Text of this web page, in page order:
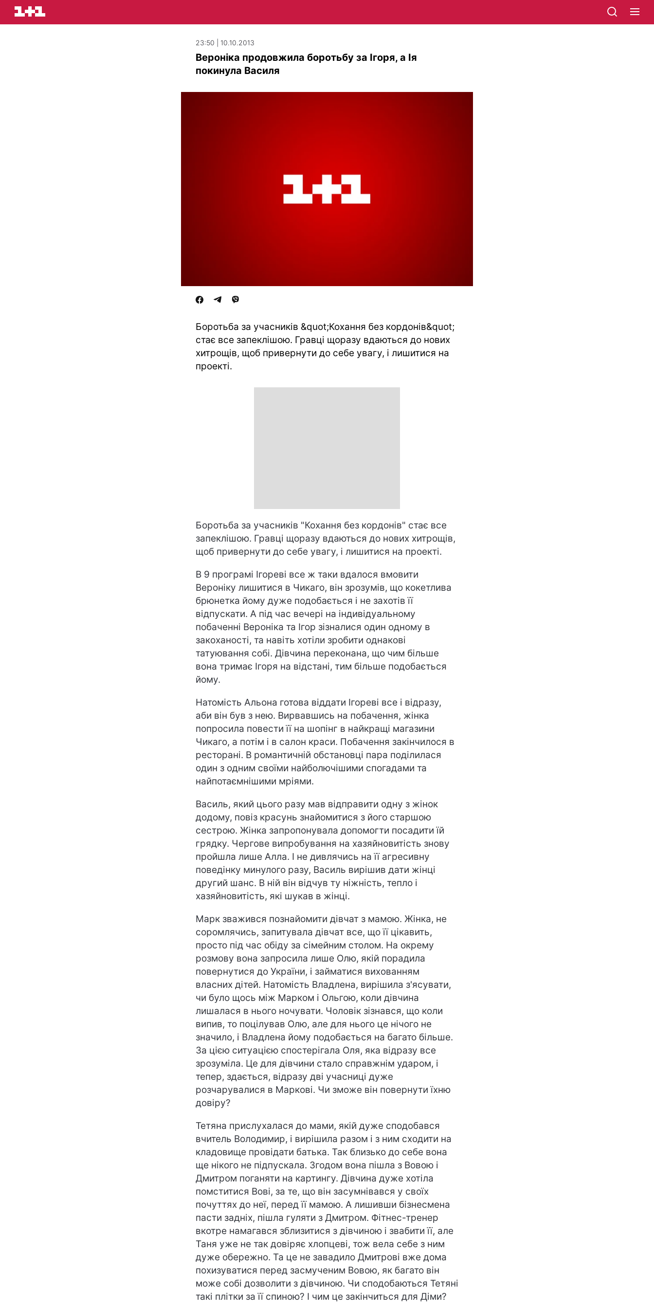
23:50 | 10.10.2013
Вероніка продовжила боротьбу за Ігоря, а Ія
покинула Василя
Боротьба за учасників &quot;Кохання без кордонів&quot;
стає все запеклішою. Гравці щоразу вдаються до нових
хитрощів, щоб привернути до себе увагу, і лишитися на
проекті.
Боротьба за учасників "Кохання без кордонів" стає все
запеклішою. Гравці щоразу вдаються до нових хитрощів,
щоб привернути до себе увагу, і лишитися на проекті.
В 9 програмі Ігореві все ж таки вдалося вмовити
Вероніку лишитися в Чикаго, він зрозумів, що кокетлива
брюнетка йому дуже подобається і не захотів її
відпускати. А під час вечері на індивідуальному
побаченні Вероніка та Ігор зізналися один одному в
закоханості, та навіть хотіли зробити однакові
татуювання собі. Дівчина переконана, що чим більше
вона тримає Ігоря на відстані, тим більше подобається
йому.
Натомість Альона готова віддати Ігореві все і відразу,
аби він був з нею. Вирвавшись на побачення, жінка
попросила повести її на шопінг в найкращі магазини
Чикаго, а потім і в салон краси. Побачення закінчилося в
ресторані. В романтичній обстановці пара поділилася
один з одним своїми найболючішими спогадами та
найпотаємнішими мріями.
Василь, який цього разу мав відправити одну з жінок
додому, повіз красунь знайомитися з його старшою
сестрою. Жінка запропонувала допомогти посадити їй
грядку. Чергове випробування на хазяйновитість знову
пройшла лише Алла. І не дивлячись на її агресивну
поведінку минулого разу, Василь вирішив дати жінці
другий шанс. В ній він відчув ту ніжність, тепло і
хазяйновитість, які шукав в жінці.
Марк зважився познайомити дівчат з мамою. Жінка, не
соромлячись, запитувала дівчат все, що її цікавить,
просто під час обіду за сімейним столом. На окрему
розмову вона запросила лише Олю, якій порадила
повернутися до України, і займатися вихованням
власних дітей. Натомість Владлена, вирішила з'ясувати,
чи було щось між Марком і Ольгою, коли дівчина
лишалася в нього ночувати. Чоловік зізнався, що коли
випив, то поцілував Олю, але для нього це нічого не
значило, і Владлена йому подобається на багато більше.
За цією ситуацією спостерігала Оля, яка відразу все
зрозуміла. Це для дівчини стало справжнім ударом, і
тепер, здається, відразу дві учасниці дуже
розчарувалися в Маркові. Чи зможе він повернути їхню
довіру?
Тетяна прислухалася до мами, якій дуже сподобався
вчитель Володимир, і вирішила разом і з ним сходити на
кладовище провідати батька. Так близько до себе вона
ще нікого не підпускала. Згодом вона пішла з Вовою і
Дмитром поганяти на картингу. Дівчина дуже хотіла
помститися Вові, за те, що він засумнівався у своїх
почуттях до неї, перед її мамою. А лишивши бізнесмена
пасти задніх, пішла гуляти з Дмитром. Фітнес-тренер
вкотре намагався зблизитися з дівчиною і звабити її, але
Таня уже не так довіряє хлопцеві, тож вела себе з ним
дуже обережно. Та це не завадило Дмитрові вже дома
похизуватися перед засмученим Вовою, як багато він
може собі дозволити з дівчиною. Чи сподобаються Тетяні
такі плітки за її спиною? І чим це закінчиться для Діми?